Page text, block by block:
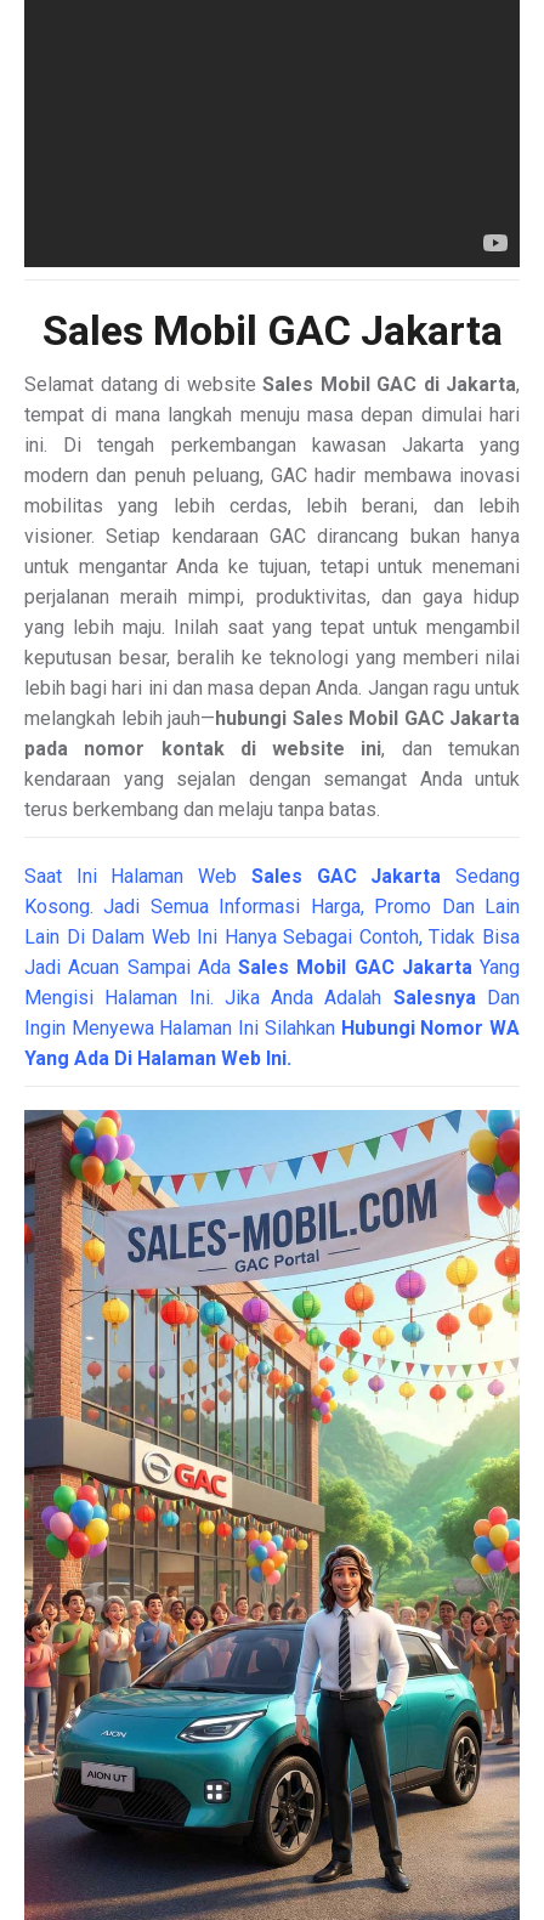
Sales Mobil GAC Jakarta
Selamat datang di website Sales Mobil GAC di Jakarta,
tempat di mana langkah menuju masa depan dimulai hari
ini. Di tengah perkembangan kawasan Jakarta yang
modern dan penuh peluang, GAC hadir membawa inovasi
mobilitas yang lebih cerdas, lebih berani, dan lebih
visioner. Setiap kendaraan GAC dirancang bukan hanya
untuk mengantar Anda ke tujuan, tetapi untuk menemani
perjalanan meraih mimpi, produktivitas, dan gaya hidup
yang lebih maju. Inilah saat yang tepat untuk mengambil
keputusan besar, beralih ke teknologi yang memberi nilai
lebih bagi hari ini dan masa depan Anda. Jangan ragu untuk
melangkah lebih jauh— hubungi Sales Mobil GAC Jakarta
pada nomor kontak di website ini, dan temukan
kendaraan yang sejalan dengan semangat Anda untuk
terus berkembang dan melaju tanpa batas.
Saat Ini Halaman Web Sales GAC JakartaSedang
Kosong. Jadi Semua Informasi Harga, Promo Dan Lain
Lain Di Dalam Web Ini Hanya Sebagai Contoh, Tidak Bisa
Jadi Acuan Sampai Ada Sales Mobil GAC Jakarta Yang
Mengisi Halaman Ini. Jika Anda Adalah SalesnyaDan
Ingin Menyewa Halaman Ini Silahkan Hubungi Nomor WA
Yang Ada Di Halaman Web Ini.